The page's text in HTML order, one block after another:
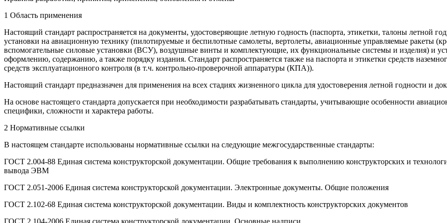
1 Область применения
Настоящий стандарт распространяется на документы, удостоверяющие летную годность (паспорта, этикетки, талоны летной
установки на авиационную технику (пилотируемые и беспилотные самолеты, вертолеты, авиационные управляемые ракеты
вспомогательные силовые установки (ВСУ), воздушные винты и комплектующие, их функциональные системы и изделия) и
оформлению, содержанию, а также порядку издания. Стандарт распространяется также на паспорта и этикетки средств
средств эксплуатационного контроля (в т.ч. контрольно-проверочной аппаратуры (КПА)).
Настоящий стандарт предназначен для применения на всех стадиях жизненного цикла для удостоверения летной годности и
На основе настоящего стандарта допускается при необходимости разрабатывать стандарты, учитывающие особенности
специфики, сложности и характера работы.
2 Нормативные ссылки
В настоящем стандарте использованы нормативные ссылки на следующие межгосударственные стандарты:
ГОСТ 2.004-88 Единая система конструкторской документации. Общие требования к выполнению конструкторских и
вывода ЭВМ
ГОСТ 2.051-2006 Единая система конструкторской документации. Электронные документы. Общие положения
ГОСТ 2.102-68 Единая система конструкторской документации. Виды и комплектность конструкторских документов
ГОСТ 2.104-2006 Единая система конструкторской документации. Основные надписи